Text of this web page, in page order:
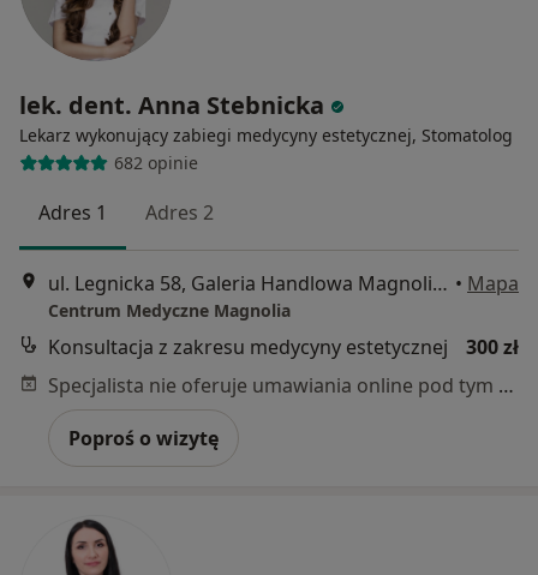
lek. dent. Anna Stebnicka
Lekarz wykonujący zabiegi medycyny estetycznej, Stomatolog
682 opinie
Adres 1 Adres 2
ul. Legnicka 58, Galeria Handlowa Magnolia Park, Wrocław • Mapa
Centrum Medyczne Magnolia
Konsultacja z zakresu medycyny estetycznej
300 zł
Specjalista nie oferuje umawiania online pod tym adresem.
Poproś o wizytę